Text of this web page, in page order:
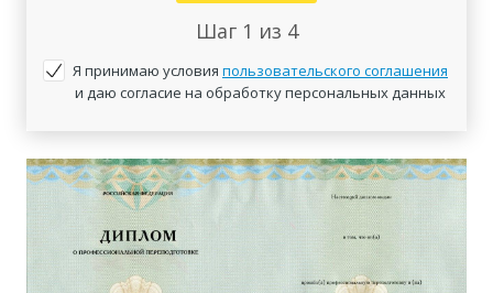
Шаг 1 из 4
Я принимаю условия пользовательского соглашения
и даю согласие на обработку персональных данных